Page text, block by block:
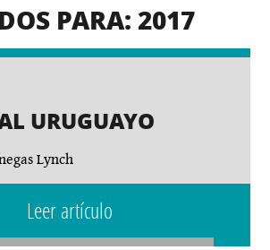
PARA: 2017
URUGUAYO
Lynch
Leer artículo